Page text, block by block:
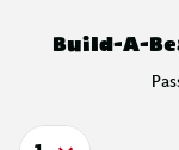
Build-A-